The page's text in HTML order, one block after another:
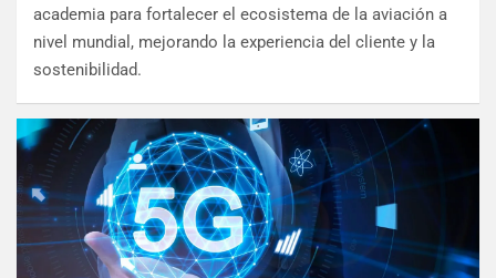
academia para fortalecer el ecosistema de la aviación a
nivel mundial, mejorando la experiencia del cliente y la
sostenibilidad.